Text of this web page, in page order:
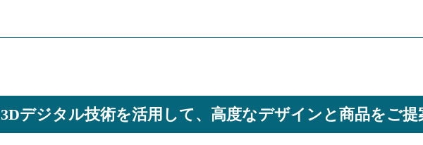
3Dデジタル技術を活用して、 高度なデザインと商品をご提